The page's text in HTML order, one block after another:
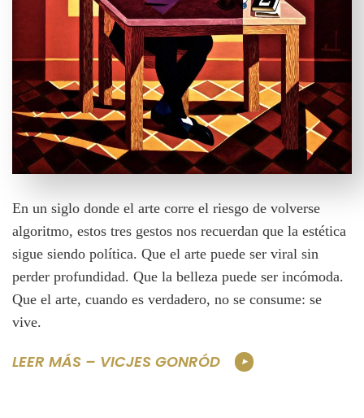
En un siglo donde el arte corre el riesgo de volverse
algoritmo, estos tres gestos nos recuerdan que la estética
sigue siendo política. Que el arte puede ser viral sin
perder profundidad. Que la belleza puede ser incómoda.
Que el arte, cuando es verdadero, no se consume: se
vive.
LEER MÁS – VICJES GONRÓD